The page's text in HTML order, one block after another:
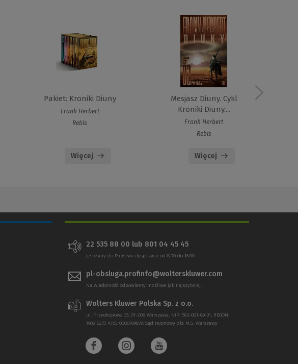
Pakiet: Kroniki Diuny
Frank Herbert
Rebis
Więcej
Mesjasz Diuny. Cykl
Kroniki Diuny....
Frank Herbert
Rebis
Więcej
22 535 88 00 lub 801 04 45 45
Jesteśmy do Państwa dyspozycji od 8:00 do 16:00
pl-obsluga.profinfo@wolterskluwer.com
Na wiadomość odpowiemy możliwe jak najszybciej.
Wolters Kluwer Polska Sp. z o.o.
ul. Przyokopowa 33, 01-208 Warszawa; NIP: 583-001-89-31, REGON:
190610277, KRS: 0000709879, Sąd rejonowy dla M.S. Warszawy